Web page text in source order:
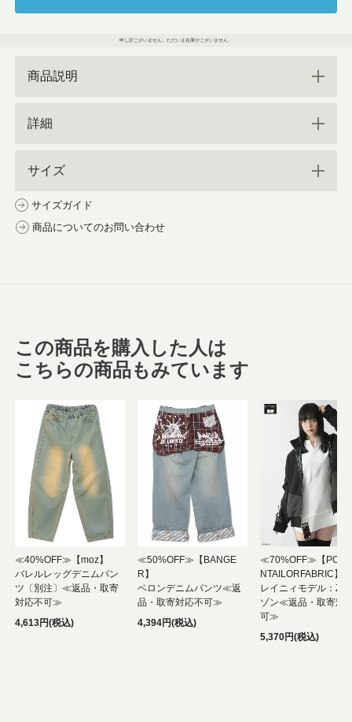
申し訳ございません。ただいま在庫がございません。
商品説明
詳細
サイズ
サイズガイド
商品についてのお問い合わせ
この商品を購入した人は
こちらの商品もみています
≪40%OFF≫【moz】
バレルレッグデニムパン
ツ〔別注〕≪返品・取寄
対応不可≫
4,613円(税込)
≪50%OFF≫【BANGE
R】
ベロンデニムパンツ≪返
品・取寄対応不可≫
4,394円(税込)
≪70%OFF≫【
NTAILORFABRIC】
レイニィモデル：ZIP
ゾン≪返品・取寄対
可≫
5,370円(税込)